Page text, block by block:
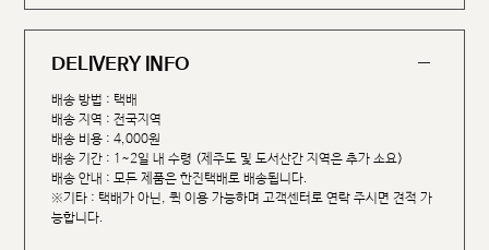
DELIVERY INFO
배송 방법 : 택배
배송 지역 : 전국지역
배송 비용 : 4,000원
배송 기간 : 1~2일 내 수령 (제주도 및 도서산간 지역은 추가 소요)
배송 안내 : 모든 제품은 한진택배로 배송됩니다.
※기타 : 택배가 아닌, 퀵 이용 가능하며 고객센터로 연락 주시면 견적 가
능합니다.